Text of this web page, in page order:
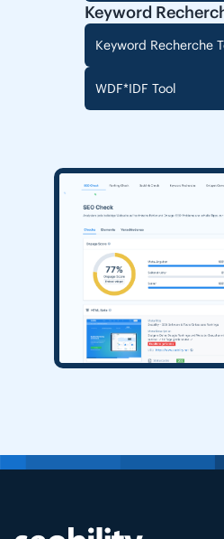
Keyword
Keyword Recherche
WDF*IDF Tool